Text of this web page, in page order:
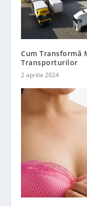
Cum Transformă
Transporturilor
2 aprilie 2024